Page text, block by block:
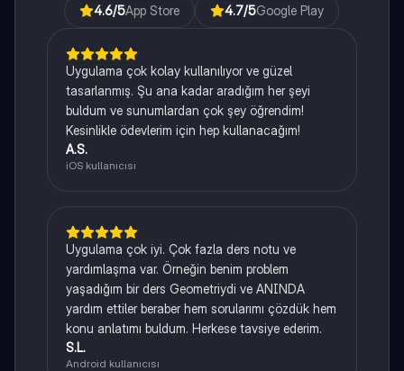
4.6/5App Store 4.7/5Google Play
Uygulama çok kolay kullanılıyor ve güzel
tasarlanmış. Şu ana kadar aradığım her şeyi
buldum ve sunumlardan çok şey öğrendim!
Kesinlikle ödevlerim için hep kullanacağım!
A.S.
iOS kullanıcısı
Uygulama çok iyi. Çok fazla ders notu ve
yardımlaşma var. Örneğin benim problem
yaşadığım bir ders Geometriydi ve ANINDA
yardım ettiler beraber hem sorularımı çözdük hem
konu anlatımı buldum. Herkese tavsiye ederim.
S.L.
Android kullanıcısı